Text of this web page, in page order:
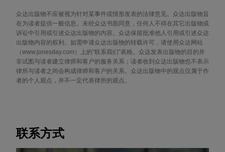
众达出版物不应被视为针对某事件或情形发表的法律意见。众达出版物旨
在为读者提供一般信息。未经众达书面同意，任何人不得在其它出版物或
诉讼中引用或引述众达出版物的内容。众达保留批准他人引用或引述众达
出版物内容的权利。如需申请众达出版物的转载许可，请使用众达网站
（www.jonesday.com）上的“联系我们”表格。众达发表出版物的目的并
非试图与读者建立律师和客户的服务关系；读者收到众达出版物也不表示
律所与读者之间会构成律师和客户的关系。众达出版物中的观点仅属于作
者的个人观点，并不一定代表律所的观点。
联系方式